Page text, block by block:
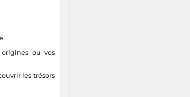
ou vos
les trésors